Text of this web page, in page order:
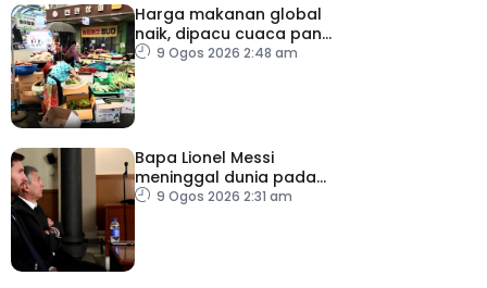
Harga makanan global
naik, dipacu cuaca panas
dan ketegangan
9 Ogos 2026 2:48 am
Bapa Lionel Messi
meninggal dunia pada
usia 68 tahun
9 Ogos 2026 2:31 am